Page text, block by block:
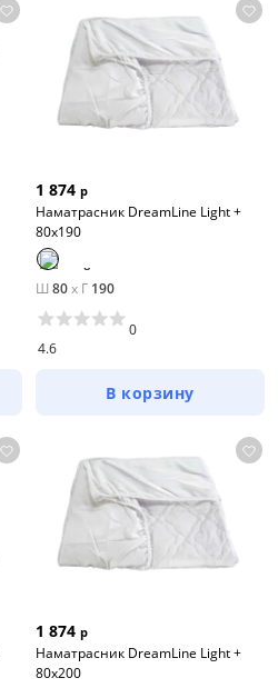
1 874 р
Наматрасник DreamLine Light +
80х190
Ш 80x Г 190
4.6
0
В корзину
1 874 р
Наматрасник DreamLine Light +
80х200